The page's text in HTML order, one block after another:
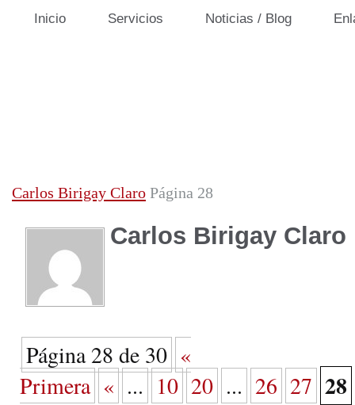
Inicio Servicios Noticias / Blog
Carlos Birigay Claro Página 28
Carlos Birigay Claro
Página 28 de 30 «
Primera « ... 10 20 ... 26 27 28